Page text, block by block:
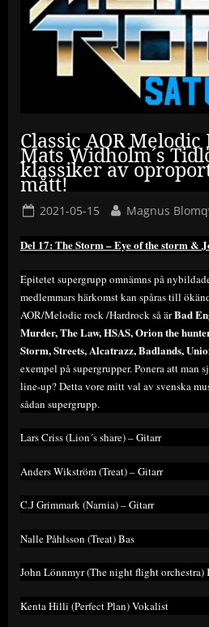
Classic AOR
Mats Widholm´s
klassiker av
mått!
Posted
2021-05-15 By
Magnus
Del 17: The Storm – Eye of the storm &
Epitetet supergrupp omnämns på
medlemmars härkomst kan spåras till
AOR/Melodic rock /Hardrock så ärBad
Murder, The Law, HSAS, Orion the
Storm, Streets, Alcatrazz, Badlands,
exempel på supergrupper. Ponera att man
line-up? Detta vore mitt val av svenska
sådan supergrupp.
Lars Criss (Lion´s share) – Gitarr
Anders Wikström (Treat) – Gitarr
C.J Grimmark (Narnia) – Gitarr
Nalle Påhlsson (Treat) Bas
John Lönnmyr (The night flight orchestra)
Kenta Hilli (Perfect Plan) Vokalist